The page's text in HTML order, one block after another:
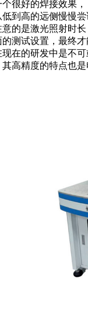
很好的焊接效果，
到高的远侧慢慢
的是激光照射时
测试设置，最终才
在的研发中是不
高精度的特点也是